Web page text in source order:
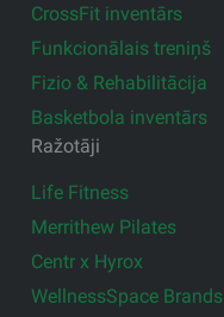
CrossFit inventārs
Funkcionālais treniņš
Fizio & Rehabilitācija
Basketbola inventārs
Ražotāji
Life Fitness
Merrithew Pilates
Centr x Hyrox
WellnessSpace Brands